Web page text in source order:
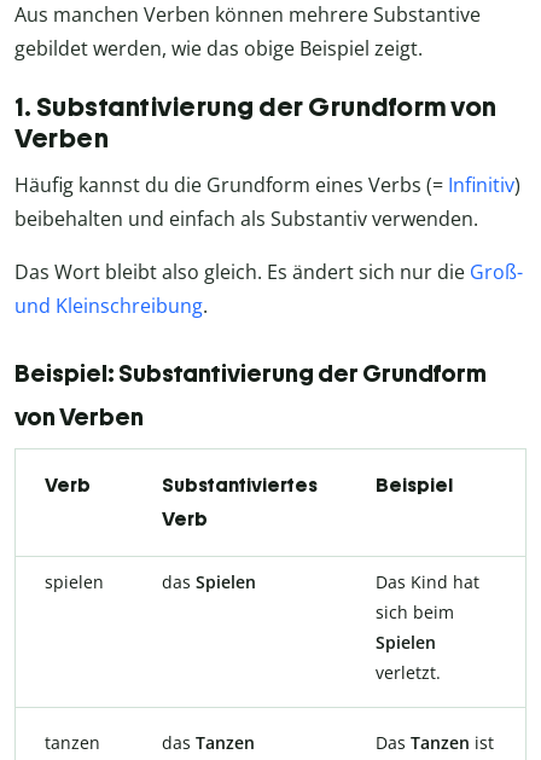
Aus manchen Verben können mehrere Substantive
gebildet werden, wie das obige Beispiel zeigt.
1. Substantivierung der Grundform von
Verben
Häufig kannst du die Grundform eines Verbs (= Infinitiv)
beibehalten und einfach als Substantiv verwenden.
Das Wort bleibt also gleich. Es ändert sich nur die Groß-
und Kleinschreibung.
Beispiel: Substantivierung der Grundform
von Verben
Verb
Substantiviertes
Verb
Beispiel
spielen das Spielen
Das Kind hat
sich beim
Spielen
verletzt.
tanzen das Tanzen Das Tanzen ist